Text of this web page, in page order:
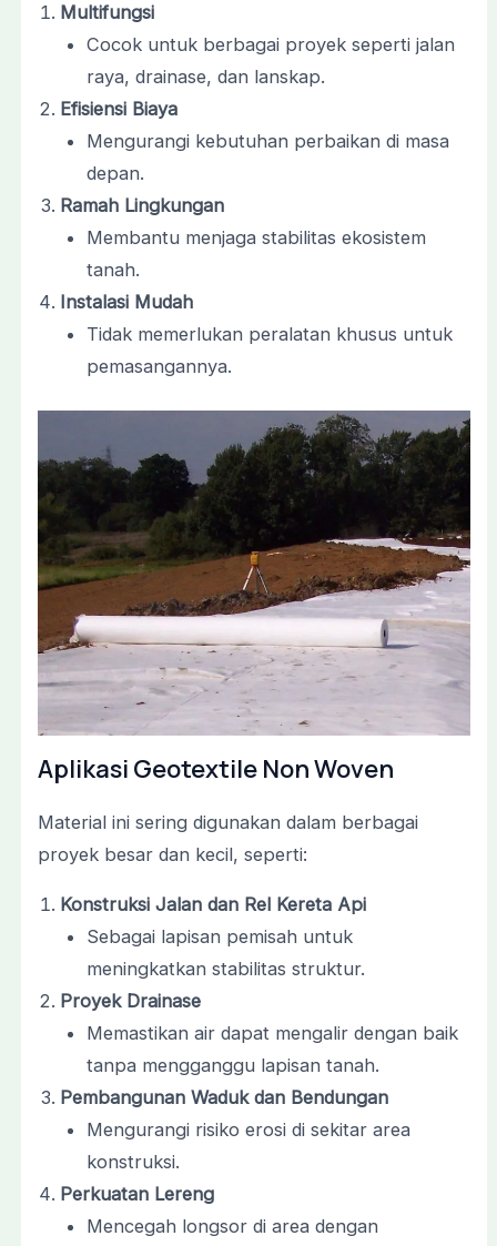
Multifungsi
Cocok untuk berbagai proyek seperti jalan
raya, drainase, dan lanskap.
Efisiensi Biaya
Mengurangi kebutuhan perbaikan di masa
depan.
Ramah Lingkungan
Membantu menjaga stabilitas ekosistem
tanah.
Instalasi Mudah
Tidak memerlukan peralatan khusus untuk
pemasangannya.
Aplikasi Geotextile Non Woven
Material ini sering digunakan dalam berbagai
proyek besar dan kecil, seperti:
Konstruksi Jalan dan Rel Kereta Api
Sebagai lapisan pemisah untuk
meningkatkan stabilitas struktur.
Proyek Drainase
Memastikan air dapat mengalir dengan baik
tanpa mengganggu lapisan tanah.
Pembangunan Waduk dan Bendungan
Mengurangi risiko erosi di sekitar area
konstruksi.
Perkuatan Lereng
Mencegah longsor di area dengan